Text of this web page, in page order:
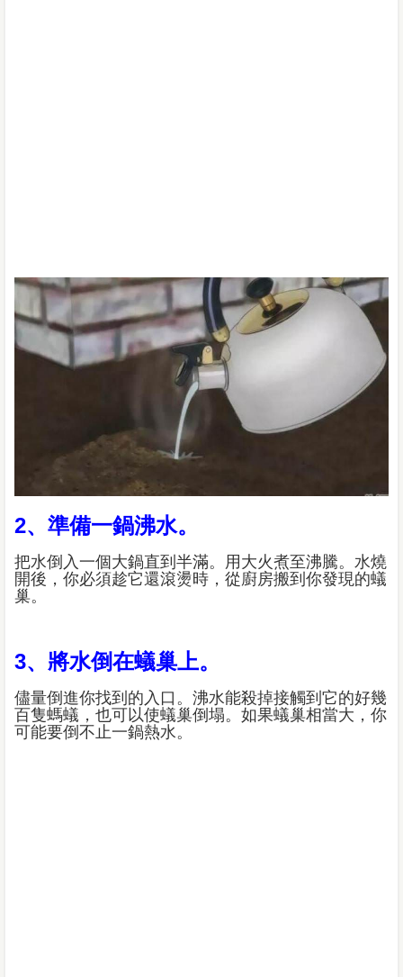
2、準備一鍋沸水。
把水倒入一個大鍋直到半滿。用大火煮至沸騰。水燒
開後，你必須趁它還滾燙時，從廚房搬到你發現的蟻
巢。
3、將水倒在蟻巢上。
儘量倒進你找到的入口。沸水能殺掉接觸到它的好幾
百隻螞蟻，也可以使蟻巢倒塌。如果蟻巢相當大，你
可能要倒不止一鍋熱水。